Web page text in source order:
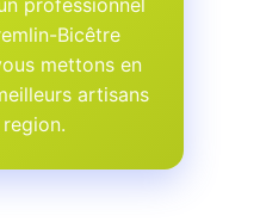
professionnel
Bicêtre
mettons en
artisans